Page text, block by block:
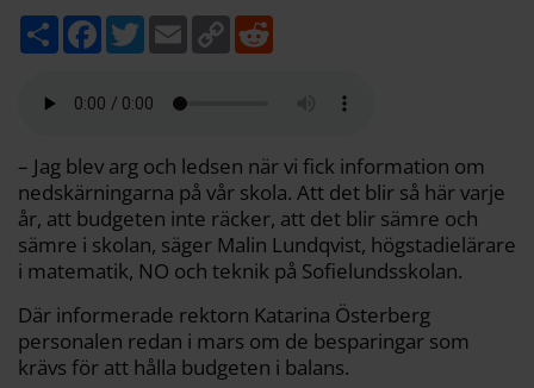
D
e
F
b
k
T
w
t
E
m
C
o
k
– Jag blev arg och ledsen när vi fick information om
nedskärningarna på vår skola. Att det blir så här varje
år, att budgeten inte räcker, att det blir sämre och
sämre i skolan, säger Malin Lundqvist, högstadielärare
i matematik, NO och teknik på Sofielundsskolan.
Där informerade rektorn Katarina Österberg
personalen redan i mars om de besparingar som
krävs för att hålla budgeten i balans.